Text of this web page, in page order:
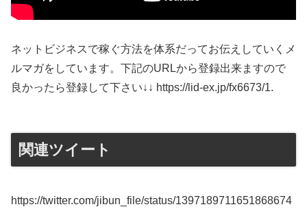
ネットビジネスで稼ぐ方法を体系だってお伝えしていくメ
ルマガをしています。下記のURLから登録出来ますので
良かったら登録して下さい↓↓ https://lid-ex.jp/fx6673/1.
関連ツイート
https://twitter.com/jibun_file/status/1397189711651868674